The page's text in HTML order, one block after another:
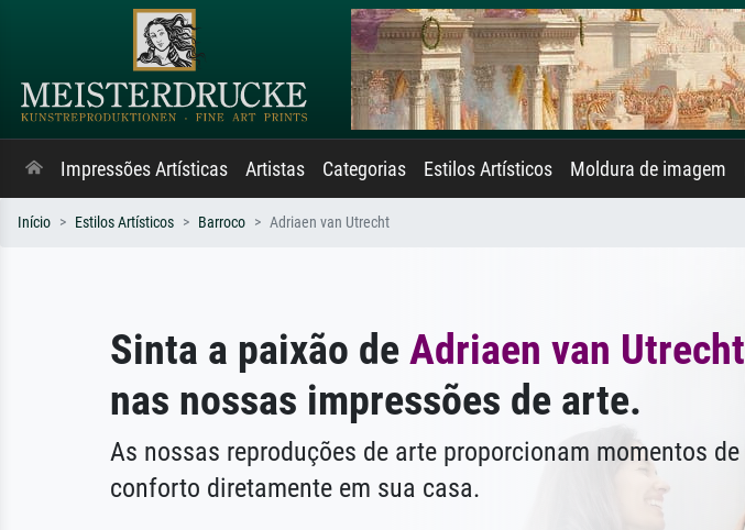
Impressões Artísticas Artistas Categorias Estilos Artísticos Moldura de imagem
Início Estilos Artísticos Barroco Adriaen van Utrecht
Sinta a paixão de Adriaen van Utrecht
nas nossas impressões de arte.
As nossas reproduções de arte proporcionam momentos de
conforto diretamente em sua casa.